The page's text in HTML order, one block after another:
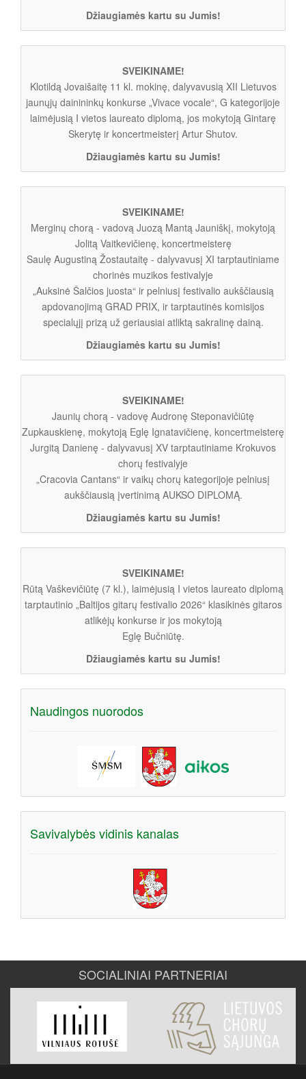
Džiaugiamės kartu su Jumis!
SVEIKINAME!
Klotildą Jovaišaitę 11 kl. mokinę, dalyvavusią XII Lietuvos
jaunųjų dainininkų konkurse „Vivace vocale“, G kategorijoje
laimėjusią I vietos laureato diplomą, jos mokytoją Gintarę
Skerytę ir koncertmeisterį Artur Shutov.
Džiaugiamės kartu su Jumis!
SVEIKINAME!
Merginų chorą - vadovą Juozą Mantą Jauniškį, mokytoją
Jolitą Vaitkevičienę, koncertmeisterę
Saulę Augustiną Žostautaitę - dalyvavusį XI tarptautiniame
chorinės muzikos festivalyje
„Auksinė Šalčios juosta“ ir pelniusį festivalio aukščiausią
apdovanojimą GRAD PRIX, ir tarptautinės komisijos
specialųjį prizą už geriausiai atliktą sakralinę dainą.
Džiaugiamės kartu su Jumis!
SVEIKINAME!
Jaunių chorą - vadovę Audronę Steponavičiūtę
Zupkauskienę, mokytoją Eglę Ignatavičienę, koncertmeisterę
Jurgitą Danienę - dalyvavusį XV tarptautiniame Krokuvos
chorų festivalyje
„Cracovia Cantans“ ir vaikų chorų kategorijoje pelniusį
aukščiausią įvertinimą AUKSO DIPLOMĄ.
Džiaugiamės kartu su Jumis!
SVEIKINAME!
Rūtą Vaškevičiūtę (7 kl.), laimėjusią I vietos laureato diplomą
tarptautinio „Baltijos gitarų festivalio 2026“ klasikinės gitaros
atlikėjų konkurse ir jos mokytoją
Eglę Bučniūtę.
Džiaugiamės kartu su Jumis!
Naudingos nuorodos
Savivalybės vidinis kanalas
SOCIALINIAI PARTNERIAI